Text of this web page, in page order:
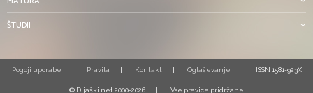
ŠTUDIJ
Pogoji uporabe Pravila Kontakt Oglaševanje ISSN 1581-923X
© Dijaški.net 2000-2026 Vse pravice pridržane